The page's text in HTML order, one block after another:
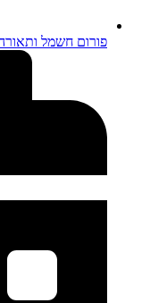
פורום חשמל